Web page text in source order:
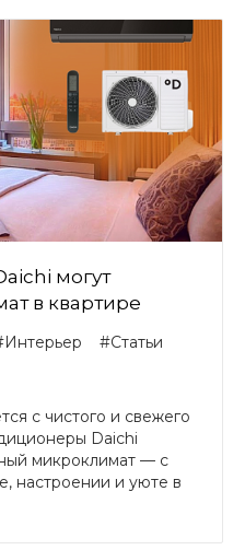
могут
в квартире
#Статьи
с чистого и свежего
Daichi
микроклимат — с
настроении и уюте в